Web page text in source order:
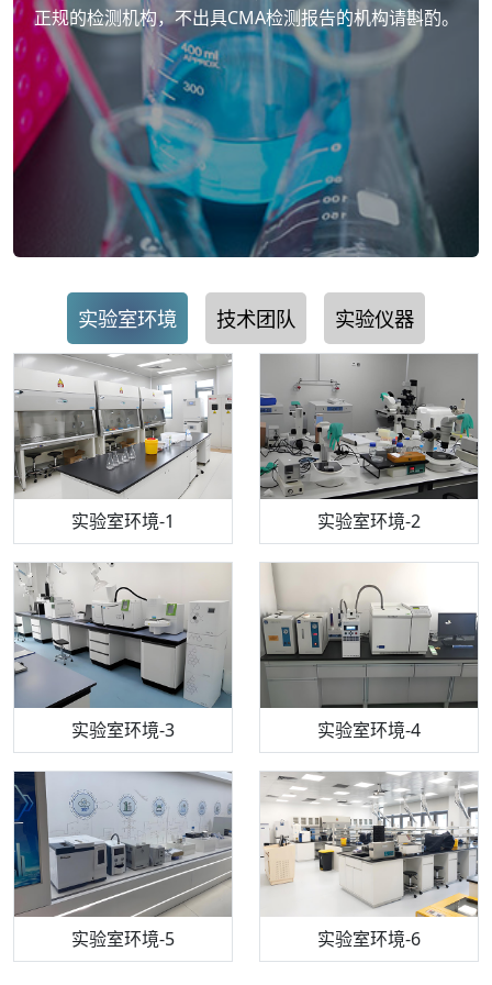
正规的检测机构，不出具CMA检测报告的机构请斟酌。
实验室环境 技术团队 实验仪器
实验室环境-1 实验室环境-2
实验室环境-3 实验室环境-4
实验室环境-5 实验室环境-6
机构质检技术员-1 机构质检技术员-2
机构质检技术员-3 机构质检技术员-4
机构质检技术员-5 机构质检技术员-6
步入式恒温恒湿试验箱 电感耦合等离子体光谱仪
高效液相色谱仪 流式细胞仪
气相色谱仪 万能力学试验仪